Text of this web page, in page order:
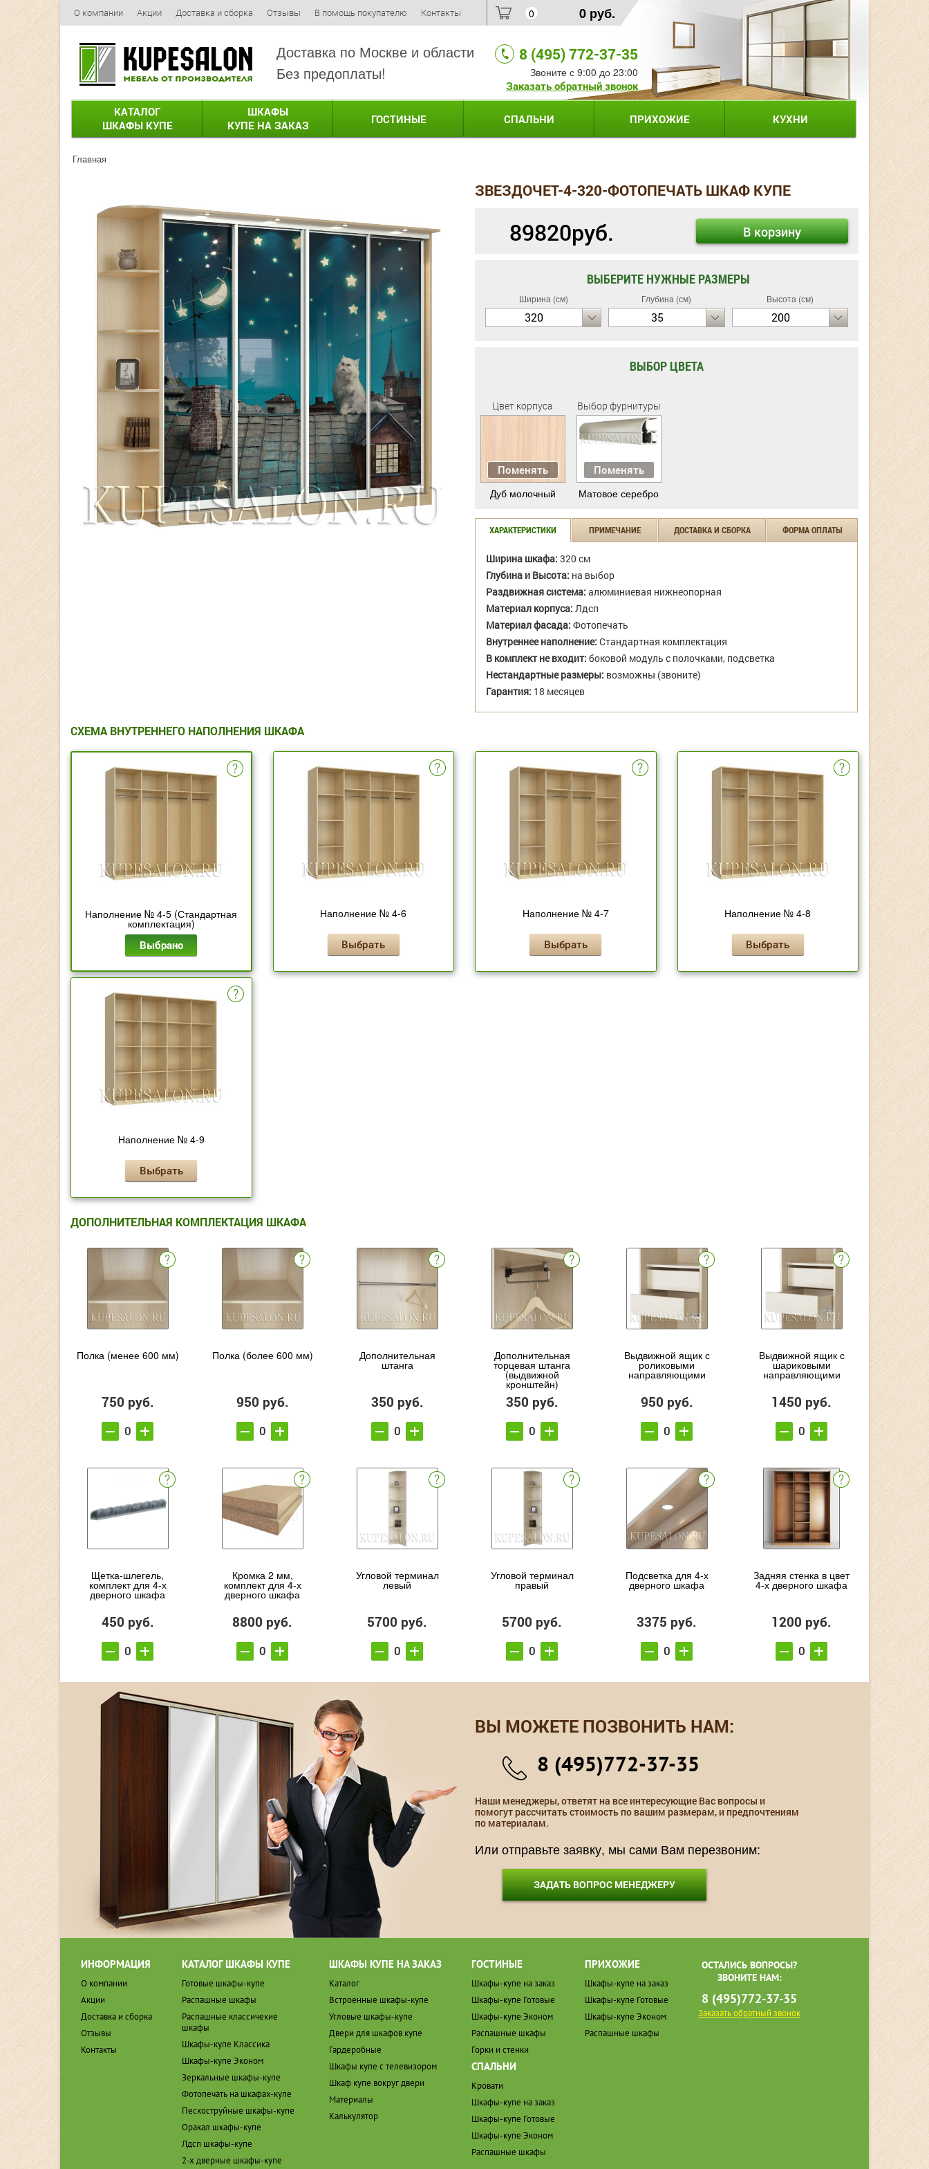
О компании Акции Доставка и сборка Отзывы В помощь покупателю Контакты 0 0 руб.
Доставка по Москве и области
Без предоплаты!
8 (495) 772-37-35
Звоните с 9:00 до 23:00
Заказать обратный звонок
КАТАЛОГ
ШКАФЫ КУПЕ
ШКАФЫ
КУПЕ НА ЗАКАЗ
ГОСТИНЫЕ СПАЛЬНИ ПРИХОЖИЕ КУХНИ
Главная
ЗВЕЗДОЧЕТ-4-320-ФОТОПЕЧАТЬ ШКАФ КУПЕ
89820руб. В корзину
ВЫБЕРИТЕ НУЖНЫЕ РАЗМЕРЫ
Ширина (см)
320
Глубина (см)
35
Высота (см)
200
ВЫБОР ЦВЕТА
Цвет корпуса
Поменять
Дуб молочный
Выбор фурнитуры
Поменять
Матовое серебро
ХАРАКТЕРИСТИКИ ПРИМЕЧАНИЕ ДОСТАВКА И СБОРКА ФОРМА ОПЛАТЫ
Ширина шкафа: 320 см
Глубина и Высота: на выбор
Раздвижная система: алюминиевая нижнеопорная
Материал корпуса: Лдсп
Материал фасада: Фотопечать
Внутреннее наполнение: Стандартная комплектация
В комплект не входит: боковой модуль с полочками, подсветка
Нестандартные размеры: возможны (звоните)
Гарантия: 18 месяцев
СХЕМА ВНУТРЕННЕГО НАПОЛНЕНИЯ ШКАФА
Наполнение № 4-5 (Стандартная
комплектация)
Выбрано
Наполнение № 4-6
Выбрать
Наполнение № 4-7
Выбрать
Наполнение № 4-8
Выбрать
Наполнение № 4-9
Выбрать
ДОПОЛНИТЕЛЬНАЯ КОМПЛЕКТАЦИЯ ШКАФА
Полка (менее 600 мм)
750 руб.
Полка (более 600 мм)
950 руб.
Дополнительная
штанга
350 руб.
Дополнительная
торцевая штанга
(выдвижной
кронштейн)
350 руб.
Выдвижной ящик с
роликовыми
направляющими
950 руб.
Выдвижной ящик с
шариковыми
направляющими
1450 руб.
Щетка-шлегель,
комплект для 4-х
дверного шкафа
450 руб.
Кромка 2 мм,
комплект для 4-х
дверного шкафа
8800 руб.
Угловой терминал
левый
5700 руб.
Угловой терминал
правый
5700 руб.
Подсветка для 4-х
дверного шкафа
3375 руб.
Задняя стенка в цвет
4-х дверного шкафа
1200 руб.
ВЫ МОЖЕТЕ ПОЗВОНИТЬ НАМ:
8 (495)772-37-35
Наши менеджеры, ответят на все интересующие Вас вопросы и
помогут рассчитать стоимость по вашим размерам, и предпочтениям
по материалам.
Или отправьте заявку, мы сами Вам перезвоним:
ЗАДАТЬ ВОПРОС МЕНЕДЖЕРУ
ИНФОРМАЦИЯ
О компании
Акции
Доставка и сборка
Отзывы
Контакты
КАТАЛОГ ШКАФЫ КУПЕ
Готовые шкафы-купе
Распашные шкафы
Распашные классичекие
шкафы
Шкафы-купе Классика
Шкафы-купе Эконом
Зеркальные шкафы-купе
Фотопечать на шкафах-купе
Пескоструйные шкафы-купе
Оракал шкафы-купе
Лдсп шкафы-купе
2-х дверные шкафы-купе
ШКАФЫ КУПЕ НА ЗАКАЗ
Каталог
Встроенные шкафы-купе
Угловые шкафы-купе
Двери для шкафов купе
Гардеробные
Шкафы купе с телевизором
Шкаф купе вокруг двери
Материалы
Калькулятор
ГОСТИНЫЕ
Шкафы-купе на заказ
Шкафы-купе Готовые
Шкафы-купе Эконом
Распашные шкафы
Горки и стенки
СПАЛЬНИ
Кровати
Шкафы-купе на заказ
Шкафы-купе Готовые
Шкафы-купе Эконом
Распашные шкафы
ПРИХОЖИЕ
Шкафы-купе на заказ
Шкафы-купе Готовые
Шкафы-купе Эконом
Распашные шкафы
ОСТАЛИСЬ ВОПРОСЫ?
ЗВОНИТЕ НАМ:
8 (495)772-37-35
Заказать обратный звонок